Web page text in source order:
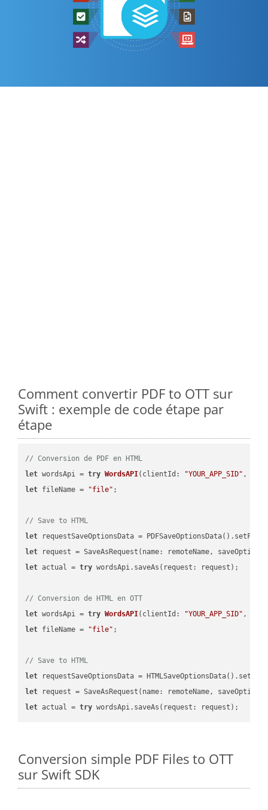
Comment convertir PDF to OTT sur
Swift : exemple de code étape par
étape
// Conversion de PDF en HTML
let wordsApi = try WordsAPI( clientId: "YOUR_APP_SID" ,
let fileName = "file" ;
// Save to HTML
let requestSaveOptionsData =
let request = SaveAsRequest(name: remoteName,
let actual = try wordsApi.saveAs(request: request);
// Conversion de HTML en OTT
let wordsApi = try WordsAPI( clientId: "YOUR_APP_SID" ,
let fileName = "file" ;
// Save to HTML
let requestSaveOptionsData =
let request = SaveAsRequest(name: remoteName,
let actual = try
Conversion simple PDF Files to OTT
sur Swift SDK